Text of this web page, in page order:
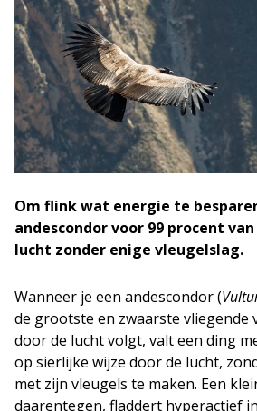
Om flink wat energie te
andescondor voor 99 procent
lucht zonder enige vleugelslag.
Wanneer je een andescondor (
de grootste en zwaarste vliegende
door de lucht volgt, valt een ding
op sierlijke wijze door de lucht,
met zijn vleugels te maken. Een
daarentegen, fladdert hyperactief